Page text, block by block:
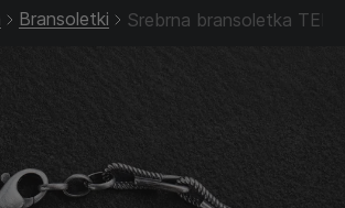
Bransoletki Srebrna bransoletka